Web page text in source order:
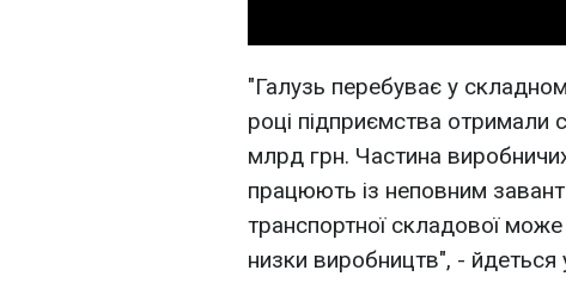
"Галузь перебуває у
році підприємства отримали
млрд грн. Частина
працюють із неповним
транспортної складової
низки виробництв", - йдеться